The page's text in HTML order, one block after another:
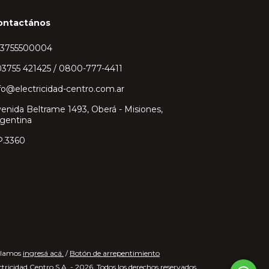
421425 / 0800-777-4411
centro.com.ar
Beltrame 1493, Oberá - Misiones,
ingresá acá. / Botón de arrepentimiento
Centro S.A. - 2026. Todos los derechos reservados.